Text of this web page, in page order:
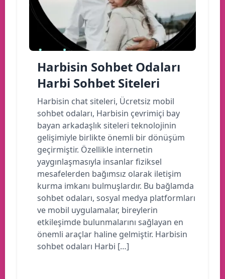
Harbisin Sohbet Odaları
Harbi Sohbet Siteleri
Harbisin chat siteleri, Ücretsiz mobil
sohbet odaları, Harbisin çevrimiçi bay
bayan arkadaşlık siteleri teknolojinin
gelişimiyle birlikte önemli bir dönüşüm
geçirmiştir. Özellikle internetin
yaygınlaşmasıyla insanlar fiziksel
mesafelerden bağımsız olarak iletişim
kurma imkanı bulmuşlardır. Bu bağlamda
sohbet odaları, sosyal medya platformları
ve mobil uygulamalar, bireylerin
etkileşimde bulunmalarını sağlayan en
önemli araçlar haline gelmiştir. Harbisin
sohbet odaları Harbi […]